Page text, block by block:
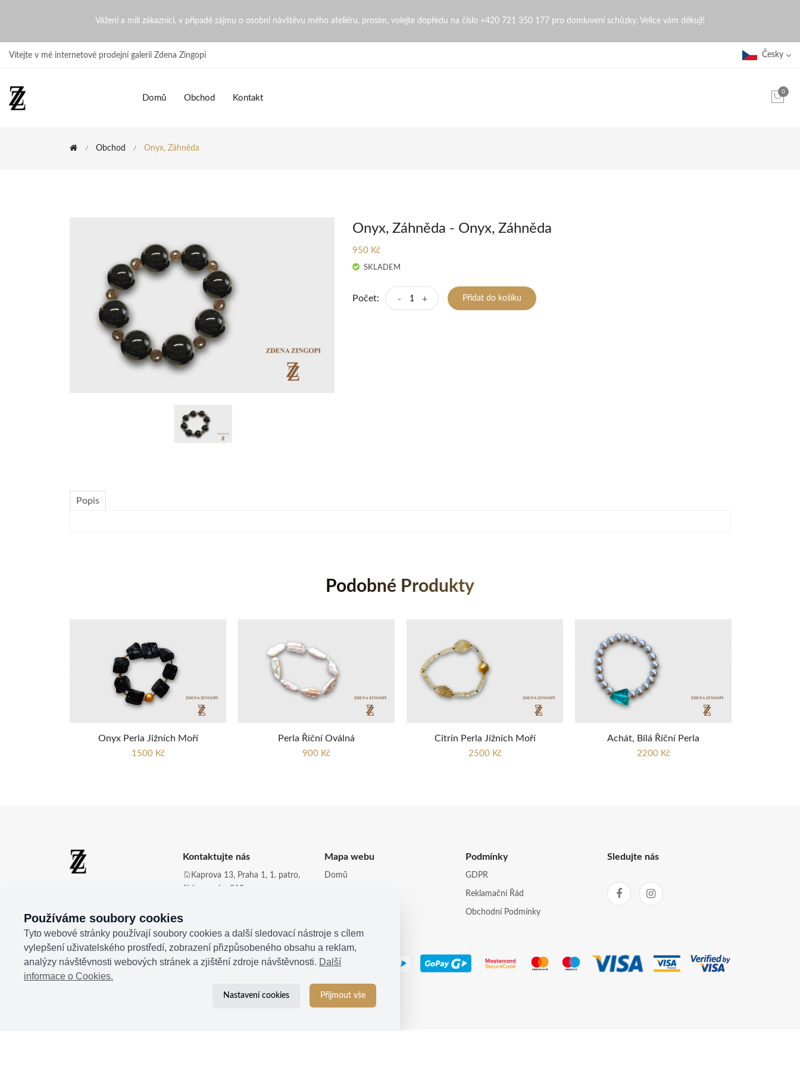
Onyx, Záhněda | ZdenaZingopi
Vážení a milí zákazníci, v případě zájmu o osobní návštěvu mého ateliéru, prosím, volejte dopředu na číslo +420 721 350 177 pro domluvení schůzky. Velice vám děkuji!
Vítejte v mé internetové prodejní galerii Zdena Zingopi Česky
Domů Obchod Kontakt
0
Obchod Onyx, Záhněda
Onyx, Záhněda - Onyx, Záhněda
950 Kč
SKLADEM
Počet: - + Přidat do košíku
Popis
Podobné Produkty
Onyx Perla Jižních Moří
1500 Kč
Perla Říční Oválná
900 Kč
Citrín Perla Jížních Moří
2500 Kč
Achát, Bílá Říční Perla
2200 Kč
Kontaktujte nás
Kaprova 13, Praha 1, 1. patro,
Mapa webu
Domů
Podmínky
GDPR
Reklamační Řád
Obchodní Podmínky
Sledujte nás
Používáme soubory cookies
Tyto webové stránky používají soubory cookies a další sledovací nástroje s cílem
vylepšení uživatelského prostředí, zobrazení přizpůsobeného obsahu a reklam,
analýzy návštěvnosti webových stránek a zjištění zdroje návštěvnosti. Další
informace o Cookies.
Nastavení cookies Přijmout vše